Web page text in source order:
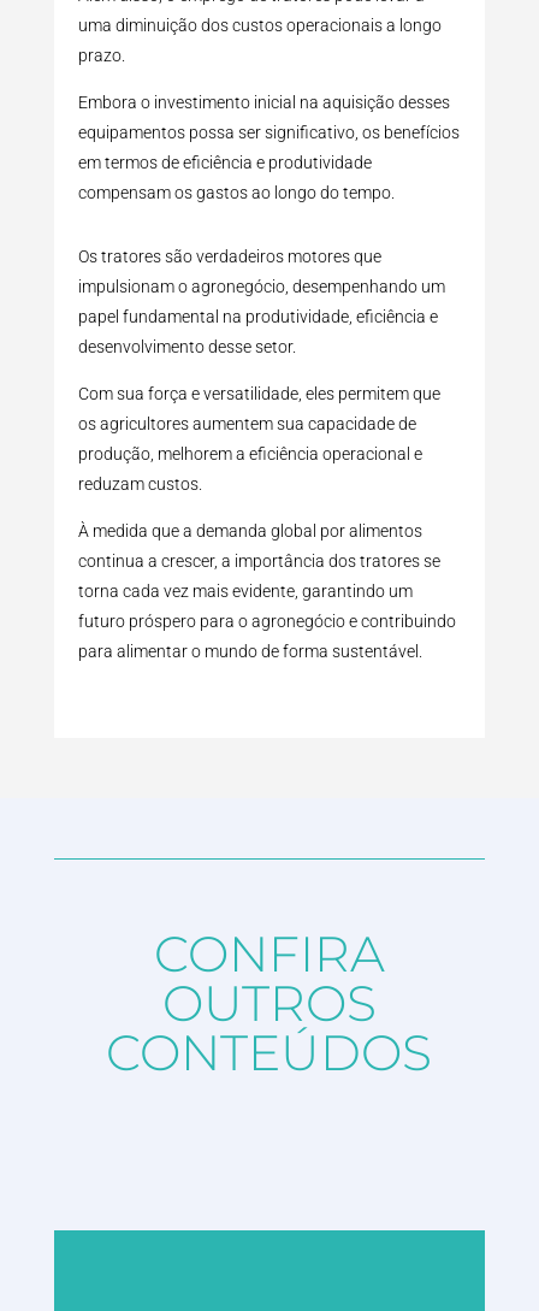
uma diminuição dos custos operacionais a longo
prazo.
Embora o investimento inicial na aquisição desses
equipamentos possa ser significativo, os benefícios
em termos de eficiência e produtividade
compensam os gastos ao longo do tempo.
Os tratores são verdadeiros motores que
impulsionam o agronegócio, desempenhando um
papel fundamental na produtividade, eficiência e
desenvolvimento desse setor.
Com sua força e versatilidade, eles permitem que
os agricultores aumentem sua capacidade de
produção, melhorem a eficiência operacional e
reduzam custos.
À medida que a demanda global por alimentos
continua a crescer, a importância dos tratores se
torna cada vez mais evidente, garantindo um
futuro próspero para o agronegócio e contribuindo
para alimentar o mundo de forma sustentável.
CONFIRA
OUTROS
CONTEÚDOS